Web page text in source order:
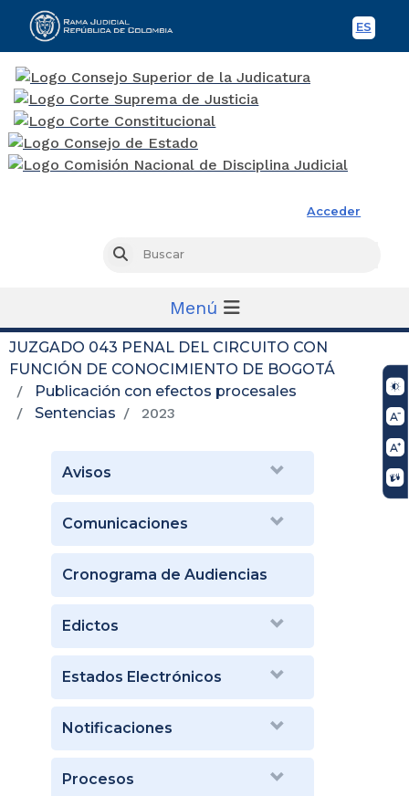
ES
Acceder
Buscar
Menú
JUZGADO 043 PENAL DEL CIRCUITO CON
FUNCIÓN DE CONOCIMIENTO DE BOGOTÁ
Publicación con efectos procesales
Sentencias
2023
Avisos
Comunicaciones
Cronograma de Audiencias
Edictos
Estados Electrónicos
Notificaciones
Procesos